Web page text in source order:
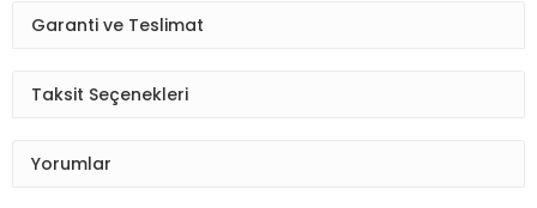
Garanti ve Teslimat
Taksit Seçenekleri
Yorumlar